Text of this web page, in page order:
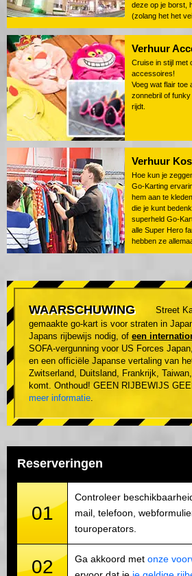
deze op je borst,
(zolang het het
Verhuur
Cruise in stijl met
accessoires!
Voeg wat flair toe
zonnebril of
rijdt.
Verhuur
Hoe kun je
Go-Karting
hem aan te
die je kunt
superheld Go-
alle Super Hero
hebben ze
WAARSCHUWING
Street
gemaakte go-kart is voor straten in
Japans rijbewijs nodig, of een
SOFA-vergunning voor US Forces
en een officiële Japanse vertaling van
Zwitserland, Duitsland, Frankrijk,
komt. Onthoud! GEEN RIJBEWIJS
meer informatie.
Reserveringen
01
Controleer
mail, telefoon,
touroperators.
02 Ga akkoord met onze